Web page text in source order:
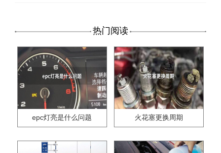
热门阅读
epc灯亮是什么问题 火花塞更换周期